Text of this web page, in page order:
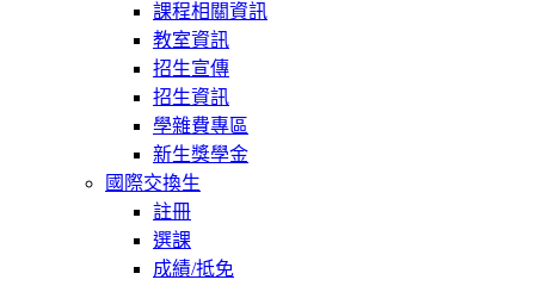
課程相關資訊
教室資訊
招生宣傳
招生資訊
學雜費專區
新生獎學金
國際交換生
註冊
選課
成績/抵免